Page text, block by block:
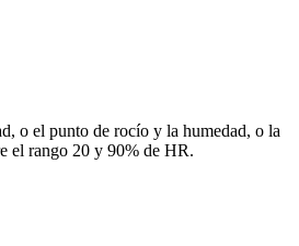
o el punto de rocío y la humedad, o la
el rango 20 y 90% de HR.